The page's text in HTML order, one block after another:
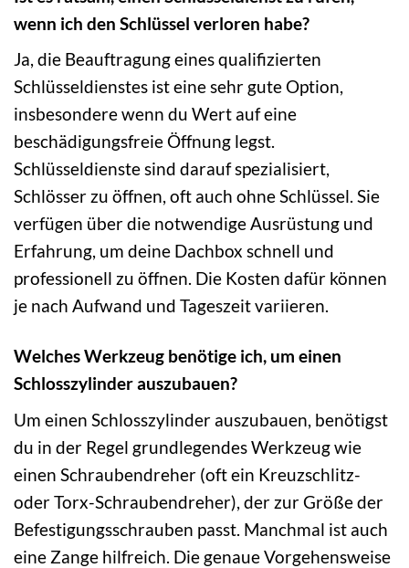
wenn ich den Schlüssel verloren habe?
Ja, die Beauftragung eines qualifizierten
Schlüsseldienstes ist eine sehr gute Option,
insbesondere wenn du Wert auf eine
beschädigungsfreie Öffnung legst.
Schlüsseldienste sind darauf spezialisiert,
Schlösser zu öffnen, oft auch ohne Schlüssel. Sie
verfügen über die notwendige Ausrüstung und
Erfahrung, um deine Dachbox schnell und
professionell zu öffnen. Die Kosten dafür können
je nach Aufwand und Tageszeit variieren.
Welches Werkzeug benötige ich, um einen
Schlosszylinder auszubauen?
Um einen Schlosszylinder auszubauen, benötigst
du in der Regel grundlegendes Werkzeug wie
einen Schraubendreher (oft ein Kreuzschlitz-
oder Torx-Schraubendreher), der zur Größe der
Befestigungsschrauben passt. Manchmal ist auch
eine Zange hilfreich. Die genaue Vorgehensweise